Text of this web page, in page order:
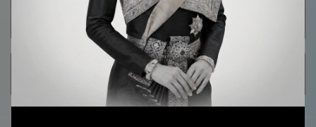
10. หากตรวจไม่พบยีนกลายพันธุ์ที่สามารถรักษาด้วยยา
มุ่งเป้า จะต้องทำอย่างไรต่อไป?
11. การตรวจ OncoPress ในครั้งแรก และการตรวจด้วย
OncoPress Monitoring มีข้อแตกต่างกันอย่างไร?